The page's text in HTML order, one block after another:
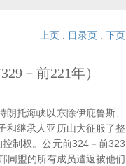
上页 : 目录页 : 下页
－前221年）
托海峡以东除伊庇鲁斯、
和继承人亚历山大征服了整
制权。公元前324－前323
同盟的所有成员遣返被他们